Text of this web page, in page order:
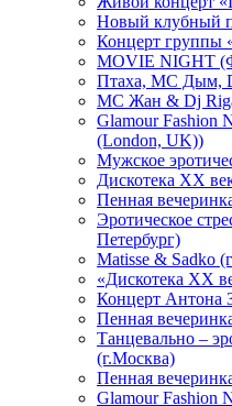
Новый клубный
Концерт группы
MOVIE NIGHT
Птаха, МС Дым,
МС Жан & Dj Riga
Glamour Fashion
(London, UK))
Мужское
Дискотека XX
Пенная
Эротическое
Петербург)
Matisse & Sadko
«Дискотека ХХ
Концерт Антона
Пенная
Танцевально –
(г.Москва)
Пенная
Glamour Fashion